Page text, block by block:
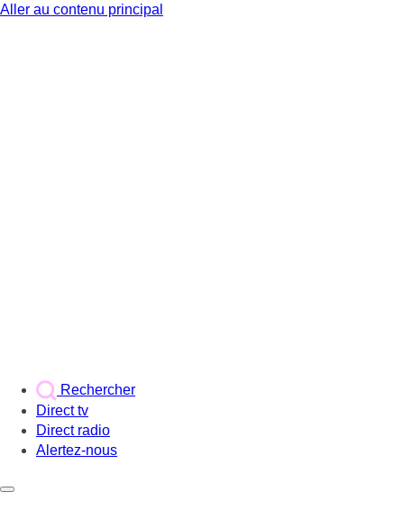
Aller au contenu principal
Rechercher
Direct tv
Direct radio
Alertez-nous